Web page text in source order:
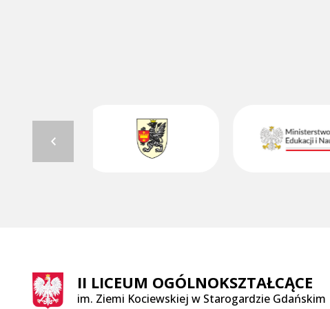
II LICEUM OGÓLNOKSZTAŁCĄCE
im. Ziemi Kociewskiej w Starogardzie Gdańskim